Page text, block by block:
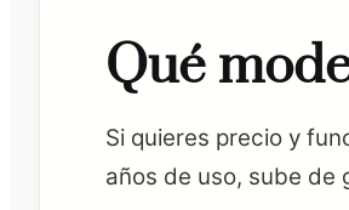
Qué
Si quieres precio y
años de uso, sube de